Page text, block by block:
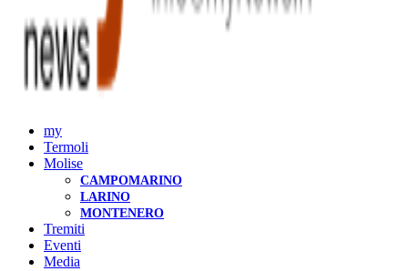
my
Termoli
Molise
CAMPOMARINO
LARINO
MONTENERO
Tremiti
Eventi
Media